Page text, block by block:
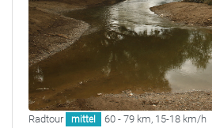
Radtour mittel 60 - 79 km, 15-18 km/h